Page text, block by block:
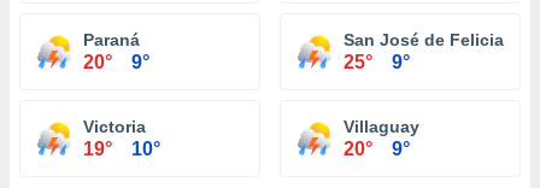
Paraná
20° 9°
San José de Feliciano
25° 9°
Victoria
19° 10°
Villaguay
20° 9°